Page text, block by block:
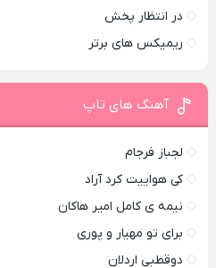
در انتظار پخش
ریمیکس های برتر
آهنگ های تاپ
لجباز فرجام
کی هواییت کرد آراد
نیمه ی کامل امیر هاکان
برای تو مهیار و پوری
دوقطبی اردلان